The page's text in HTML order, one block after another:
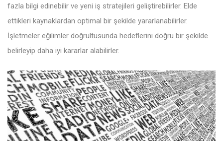
fazla bilgi edinebilir ve yeni iş stratejileri geliştirebilirler. Elde
ettikleri kaynaklardan optimal bir şekilde yararlanabilirler.
İşletmeler eğilimler doğrultusunda hedeflerini doğru bir şekilde
belirleyip daha iyi kararlar alabilirler.